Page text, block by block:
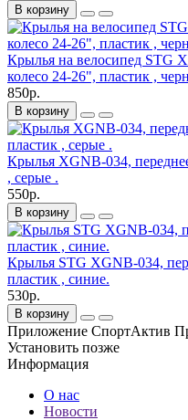
В корзину
Крылья на велосипед STG
колесо 24-26", пластик ,
850р.
В корзину
Крылья XGNB-034,
, серые .
550р.
В корзину
Крылья STG XGNB-034,
пластик , синие.
530р.
В корзину
Приложение СпортАктив
Установить позже
Информация
О нас
Новости